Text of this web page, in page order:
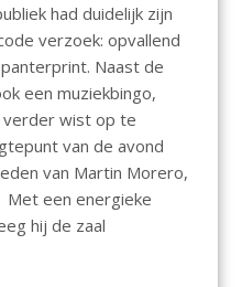
had duidelijk zijn
verzoek: opvallend
Naast de
een muziekbingo,
verder wist op te
van de avond
van Martin Morero,
een energieke
hij de zaal